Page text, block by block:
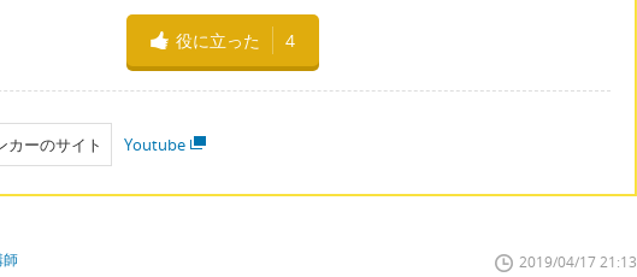
役に立った 4
カーのサイト Youtube
2019/04/17 21:13